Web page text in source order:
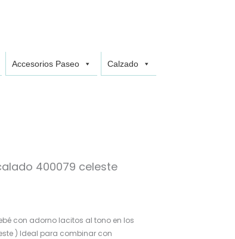
Accesorios Paseo Calzado
400079 celeste
con adorno lacitos al tono en los
) Ideal para combinar con